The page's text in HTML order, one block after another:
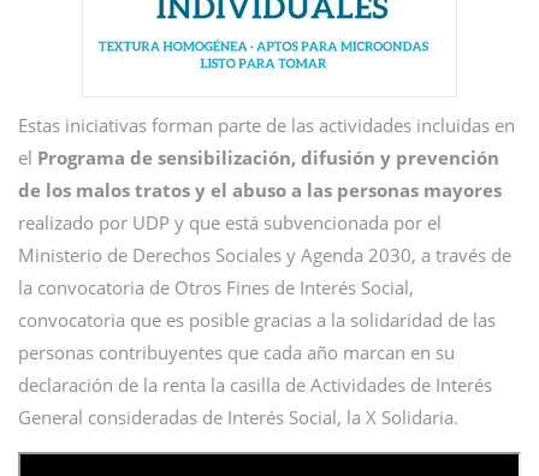
Estas iniciativas forman parte de las actividades incluidas en
el Programa de sensibilización, difusión y prevención
de los malos tratos y el abuso a las personas mayores
realizado por UDP y que está subvencionada por el
Ministerio de Derechos Sociales y Agenda 2030, a través de
la convocatoria de Otros Fines de Interés Social,
convocatoria que es posible gracias a la solidaridad de las
personas contribuyentes que cada año marcan en su
declaración de la renta la casilla de Actividades de Interés
General consideradas de Interés Social, la X Solidaria.